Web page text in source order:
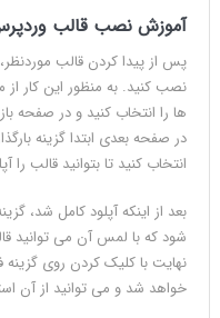
آموزش نصب قالب
پس از پیدا کردن قالب
نصب کنید. به منظور این کار
ها را انتخاب کنید و در صفحه
انتخاب کنید تا بتوانید قالب را
بعد از اینکه آپلود کامل شد،
شود که با لمس آن می توانید
نهایت با کلیک کردن روی گزینه
خواهد شد و می توانید از آن